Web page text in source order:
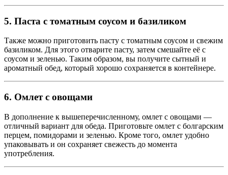
5. Паста с томатным соусом и базиликом
Также можно приготовить пасту с томатным соусом и свежим
базиликом. Для этого отварите пасту, затем смешайте её с
соусом и зеленью. Таким образом, вы получите сытный и
ароматный обед, который хорошо сохраняется в контейнере.
6. Омлет с овощами
В дополнение к вышеперечисленному, омлет с овощами —
отличный вариант для обеда. Приготовьте омлет с болгарским
перцем, помидорами и зеленью. Кроме того, омлет удобно
упаковывать и он сохраняет свежесть до момента
употребления.